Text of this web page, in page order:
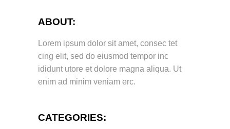
ABOUT:
Lorem ipsum dolor sit amet, consec tet
cing elit, sed do eiusmod tempor inc
ididunt utore et dolore magna aliqua. Ut
enim ad minim veniam erc.
CATEGORIES: